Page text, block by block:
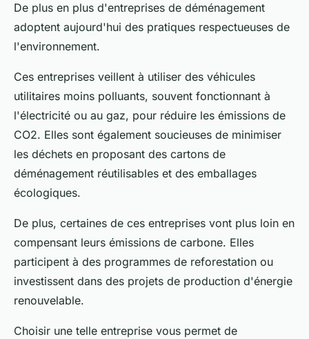
De plus en plus d'entreprises de déménagement
adoptent aujourd'hui des pratiques respectueuses de
l'environnement.
Ces entreprises veillent à utiliser des véhicules
utilitaires moins polluants, souvent fonctionnant à
l'électricité ou au gaz, pour réduire les émissions de
CO2. Elles sont également soucieuses de minimiser
les déchets en proposant des cartons de
déménagement réutilisables et des emballages
écologiques.
De plus, certaines de ces entreprises vont plus loin en
compensant leurs émissions de carbone. Elles
participent à des programmes de reforestation ou
investissent dans des projets de production d'énergie
renouvelable.
Choisir une telle entreprise vous permet de